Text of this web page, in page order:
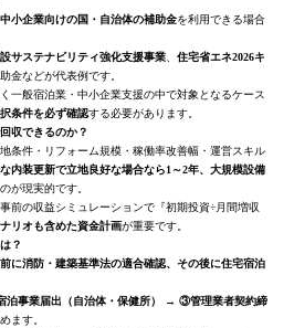
小企業向けの国・自治体の補助金を利用できる場合
サステナビリティ強化支援事業 、住宅省エネ2026キ
金などが代表例です。
一般宿泊業・中小企業支援の中で対象となるケース
条件を必ず確認する必要があります。
収できるのか？
条件・リフォーム規模・稼働率改善幅・運営スキル
内装更新で立地良好な場合なら1～2年、大規模設備
が現実的です。
前の収益シミュレーションで『初期投資÷月間増収
リオも含めた資金計画が重要です。
？
に消防・建築基準法の適合確認、その後に住宅宿泊
事業届出（自治体・保健所） →③管理業者契約締
ます。